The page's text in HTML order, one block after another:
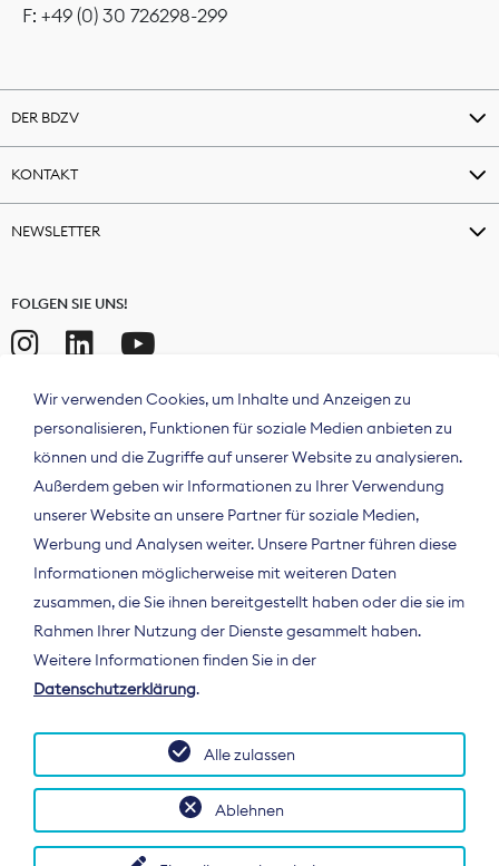
F: +49 (0) 30 726298-299
DER BDZV
KONTAKT
NEWSLETTER
FOLGEN SIE UNS!
Der Bundesverband Digitalpublisher und
Zeitungsverleger (BDZV) vertritt als
Spitzenorganisation die Interessen der
Deutschland und auf EU-Ebene.
Wir verwenden Cookies, um Inhalte und Anzeigen zu
personalisieren, Funktionen für soziale Medien anbieten zu
können und die Zugriffe auf unserer Website zu analysieren.
Außerdem geben wir Informationen zu Ihrer Verwendung
unserer Website an unsere Partner für soziale Medien,
Werbung und Analysen weiter. Unsere Partner führen diese
Informationen möglicherweise mit weiteren Daten
zusammen, die Sie ihnen bereitgestellt haben oder die sie im
Rahmen Ihrer Nutzung der Dienste gesammelt haben.
Weitere Informationen finden Sie in der
Datenschutzerklärung.
Ablehnen
Alle zulassen